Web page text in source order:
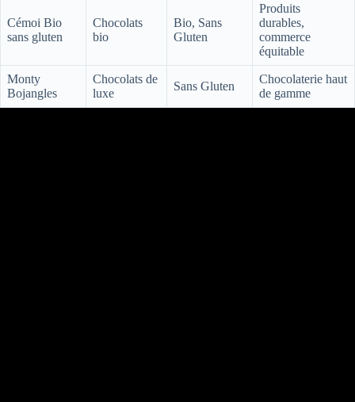
Cémoi Bio
sans gluten
Chocolats
bio
Bio, Sans
Gluten
Produits
durables,
commerce
équitable
Monty
Bojangles
Chocolats de
luxe
Sans Gluten
Chocolaterie haut
de gamme